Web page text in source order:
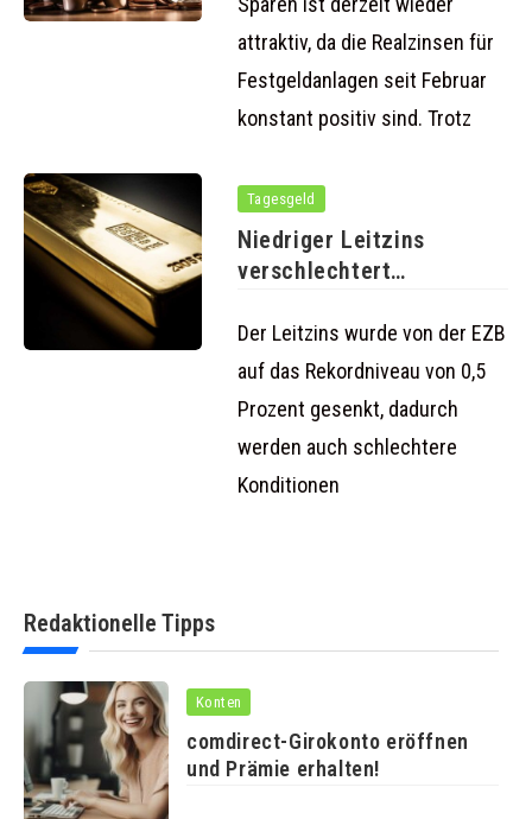
attraktiv, da die Realzinsen für
Festgeldanlagen seit Februar
konstant positiv sind. Trotz
Tagesgeld
Niedriger Leitzins
verschlechtert
Tagesgeld
Der Leitzins wurde von der EZB
auf das Rekordniveau von 0,5
Prozent gesenkt, dadurch
werden auch schlechtere
Konditionen
Redaktionelle Tipps
Konten
comdirect-Girokonto eröffnen
und Prämie erhalten!